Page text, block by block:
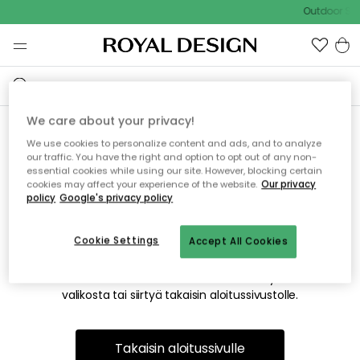
Outdoor
Emme valitettavasti löydä
etsimääsi sivua
Tämä voi johtua siitä, että sivua ei enää ole tai siitä, että se
on siirretty muualle. Pahoittelemme tästä mahdollisesti
valikosta tai siirtyä takaisin aloitussivustolle.
Takaisin aloitussivulle
We care about your privacy!
We use cookies to personalize content and ads, and to analyze
our traffic. You have the right and option to opt out of any non-
essential cookies while using our site. However, blocking certain
cookies may affect your experience of the website. Our privacy
policy Google's privacy policy
Accept All Cookies
Cookie Settings